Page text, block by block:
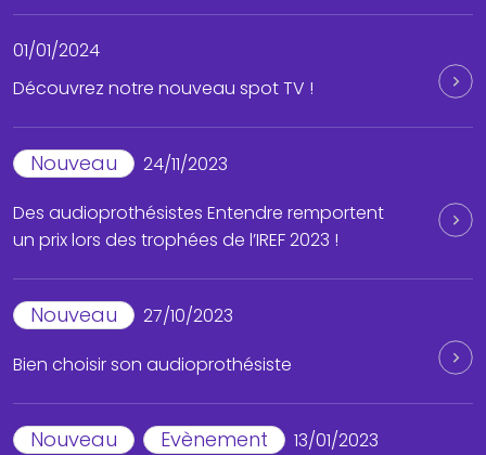
01/01/2024
Découvrez notre nouveau spot TV !
Nouveau
24/11/2023
Des audioprothésistes Entendre remportent
un prix lors des trophées de l’IREF 2023 !
Nouveau
27/10/2023
Bien choisir son audioprothésiste
Nouveau Evènement
13/01/2023